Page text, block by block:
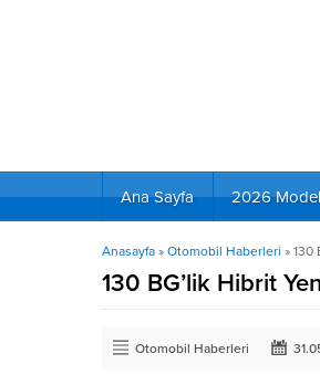
Ana Sayfa 2026
Anasayfa » Otomobil Haberleri » 130
130 BG’lik Hibrit
Otomobil Haberleri